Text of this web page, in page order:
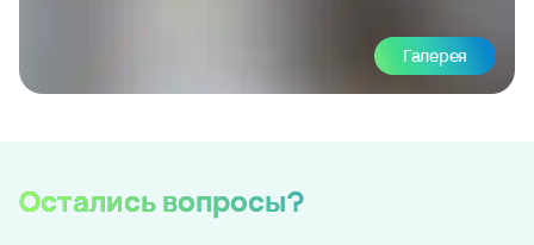
Галерея
Остались вопросы?